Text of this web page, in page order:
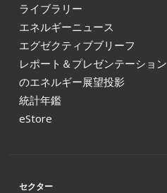
ライブラリー
エネルギーニュース
エグゼクティブブリーフ
レポート＆プレゼンテーション
のエネルギー展望投影
統計年鑑
eStore
セクター